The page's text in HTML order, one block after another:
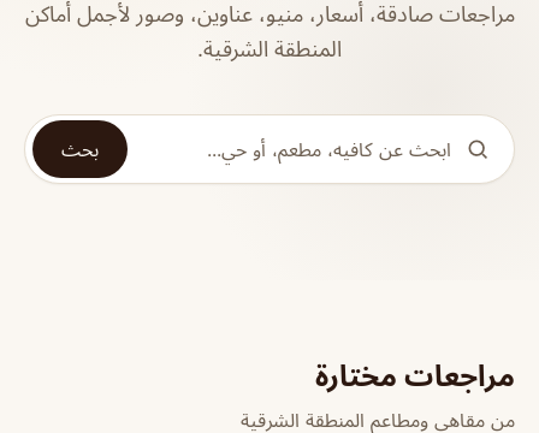
مراجعات صادقة، أسعار، منيو، عناوين، وصور لأجمل أماكن
المنطقة الشرقية.
بحث
مراجعات مختارة
من مقاهي ومطاعم المنطقة الشرقية